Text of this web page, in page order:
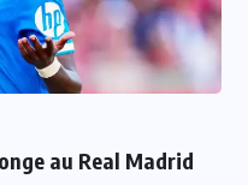
au Real Madrid